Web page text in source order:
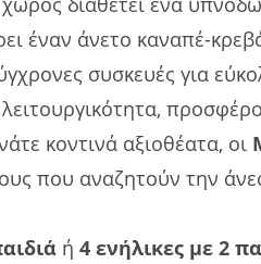
άνετο καναπέ-
συσκευές για
κοντινά αξιοθέατα, οι
που αναζητούν την
ή4 ενήλικες με 2